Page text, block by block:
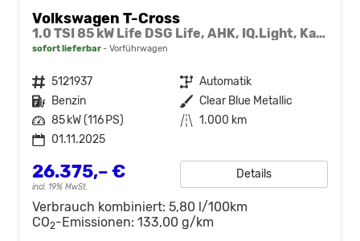
Volkswagen T-Cross
1.0 TSI 85 kW Life DSG Life, AHK, IQ.Light, Kamera, ACC, Side, Winter, 17-Zoll
sofort lieferbar Vorführwagen
Fahrzeugnr. 5121937 Getriebe Automatik
Kraftstoff Benzin Außenfarbe Clear Blue Metallic
Leistung 85 kW (116 PS) Kilometerstand 1.000 km
01.11.2025
26.375,– €
incl. 19% MwSt.
Details
Verbrauch kombiniert: 5,80 l/100km
CO2-Emissionen: 133,00 g/km